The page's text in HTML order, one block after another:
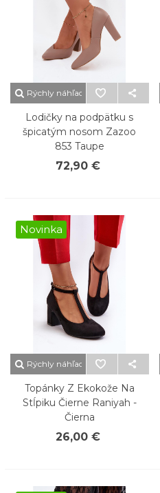
Rýchly náhľad
Lodičky na podpätku s
špicatým nosom Zazoo
853 Taupe
72,90 €
Novinka
Rýchly náhľad
Topánky Z Ekokože Na
Stĺpiku Čierne Raniyah -
Čierna
26,00 €